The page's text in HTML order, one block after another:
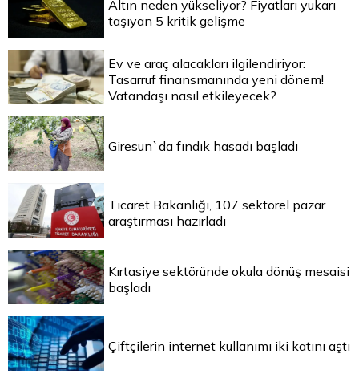
Altın neden yükseliyor? Fiyatları yukarı
taşıyan 5 kritik gelişme
Ev ve araç alacakları ilgilendiriyor:
Tasarruf finansmanında yeni dönem!
Vatandaşı nasıl etkileyecek?
Giresun`da fındık hasadı başladı
Ticaret Bakanlığı, 107 sektörel pazar
araştırması hazırladı
Kırtasiye sektöründe okula dönüş mesaisi
başladı
Çiftçilerin internet kullanımı iki katını aştı